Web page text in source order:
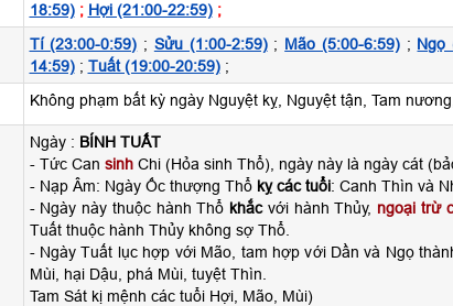
18:59); Hợi (21:00-22:59);
Tí (23:00-0:59) ; Sửu (1:00-2:59); Mão (5:00-6:59); Ngọ
14:59); Tuất (19:00-20:59);
Không phạm bất kỳ ngày Nguyệt kỵ, Nguyệt tận, Tam
Ngày : BÍNH TUẤT
- Tức Can sinhChi (Hỏa sinh Thổ), ngày này là ngày cát
- Nạp Âm: Ngày Ốc thượng Thổ kỵ các tuổi: Canh Thìn và
- Ngày này thuộc hành Thổ khắcvới hành Thủy, ngoại trừ
Tuất thuộc hành Thủy không sợ Thổ.
- Ngày Tuất lục hợp với Mão, tam hợp với Dần và Ngọ
Mùi, hại Dậu, phá Mùi, tuyệt Thìn.
Tam Sát kị mệnh các tuổi Hợi, Mão, Mùi)